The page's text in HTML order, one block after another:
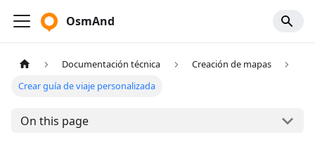
OsmAnd
Documentación técnica
Creación de mapas
Crear guía de viaje personalizada
On this page